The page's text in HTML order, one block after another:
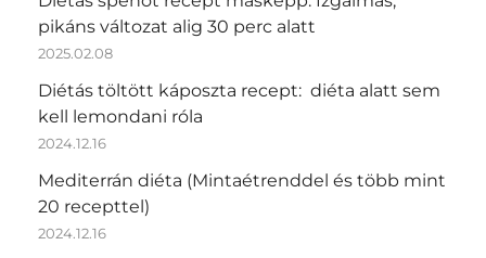
pikáns változat alig 30 perc alatt
2025.02.08
Diétás töltött káposzta recept: diéta alatt sem
kell lemondani róla
2024.12.16
Mediterrán diéta (Mintaétrenddel és több mint
20 recepttel)
2024.12.16